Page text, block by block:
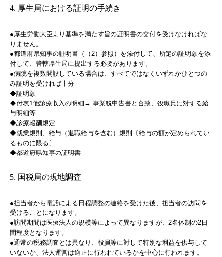
4. 厚生局における証明の手続き
●厚生労働大臣より基準を満たす旨の証明書の交付を受けなければな
りません。
●都道府県知事の証明書（（2）参照）を添付して、所定の証明願を添
付して、管轄厚生局に提出する必要があります。
●病院を複数開設している場合は、すべてではなくいずれかひとつの
み証明を受ければ十分
◆証明願
◆付表1他診療収入の明細→ 事業税申告書と合致、役職員に対する給
与明細等
◆診療報酬規定
◆就業規則、給与（退職給与を含む）規則〔給与の額が定められてい
るものに限る〕
◆都道府県知事の証明書
5. 国税局の現地調査
●担当者から電話による日程調整の連絡を受けた後、担当者の訪問を
受けることになります。
●訪問期間は医療法人の規模等によって異なりますが、2名体制の2日
間程度となります。
●通常の税務調査とは異なり、役員等に対して特別な利益を供与して
いないか、法人運営は適正に行われているかを中心に行われます。